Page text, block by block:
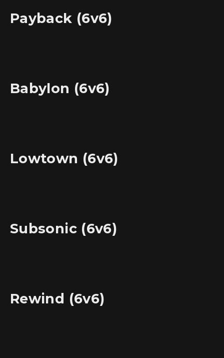
Payback (6v6)
Babylon (6v6)
Lowtown (6v6)
Subsonic (6v6)
Rewind (6v6)